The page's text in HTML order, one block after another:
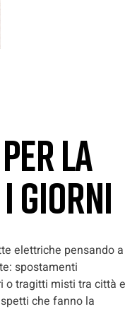
la
giorni
elettriche pensando a
spostamenti
o tragitti misti tra città e
che fanno la